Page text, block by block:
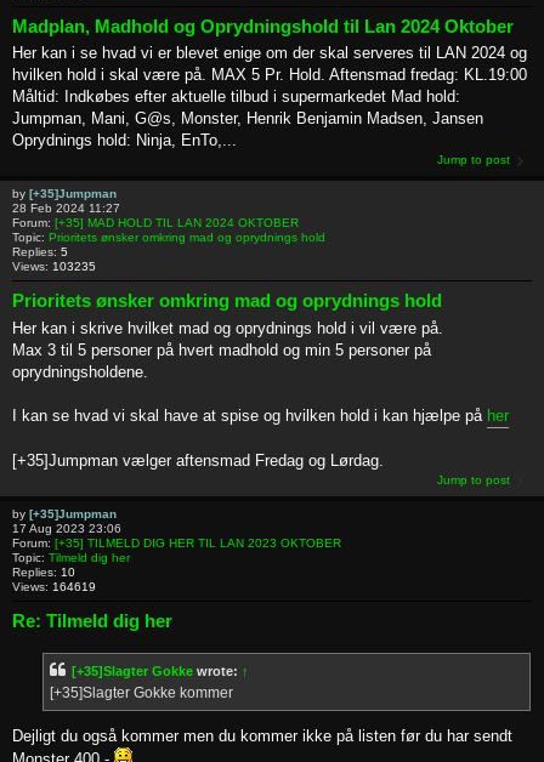
Madplan, Madhold og Oprydningshold til Lan 2024 Oktober
Her kan i se hvad vi er blevet enige om der skal serveres til LAN 2024 og
hvilken hold i skal være på. MAX 5 Pr. Hold. Aftensmad fredag: KL.19:00
Måltid: Indkøbes efter aktuelle tilbud i supermarkedet Mad hold:
Jumpman, Mani, G@s, Monster, Henrik Benjamin Madsen, Jansen
Oprydnings hold: Ninja, EnTo,...
Jump to post
by [+35]Jumpman
28 Feb 2024 11:27
Forum: [+35] MAD HOLD TIL LAN 2024 OKTOBER
Topic: Prioritets ønsker omkring mad og oprydnings hold
Replies: 5
Views: 103235
Prioritets ønsker omkring mad og oprydnings hold
Her kan i skrive hvilket mad og oprydnings hold i vil være på.
Max 3 til 5 personer på hvert madhold og min 5 personer på
oprydningsholdene.
I kan se hvad vi skal have at spise og hvilken hold i kan hjælpe på her
[+35]Jumpman vælger aftensmad Fredag og Lørdag.
Jump to post
by [+35]Jumpman
17 Aug 2023 23:06
Forum: [+35] TILMELD DIG HER TIL LAN 2023 OKTOBER
Topic: Tilmeld dig her
Replies: 10
Views: 164619
Re: Tilmeld dig her
[+35]Slagter Gokke wrote: ↑
[+35]Slagter Gokke kommer
Dejligt du også kommer men du kommer ikke på listen før du har sendt